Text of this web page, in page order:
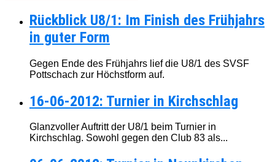
Rückblick U8/1: Im Finish des Frühjahrs
in guter Form
Gegen Ende des Frühjahrs lief die U8/1 des SVSF
Pottschach zur Höchstform auf.
16-06-2012: Turnier in Kirchschlag
Glanzvoller Auftritt der U8/1 beim Turnier in
Kirchschlag. Sowohl gegen den Club 83 als...